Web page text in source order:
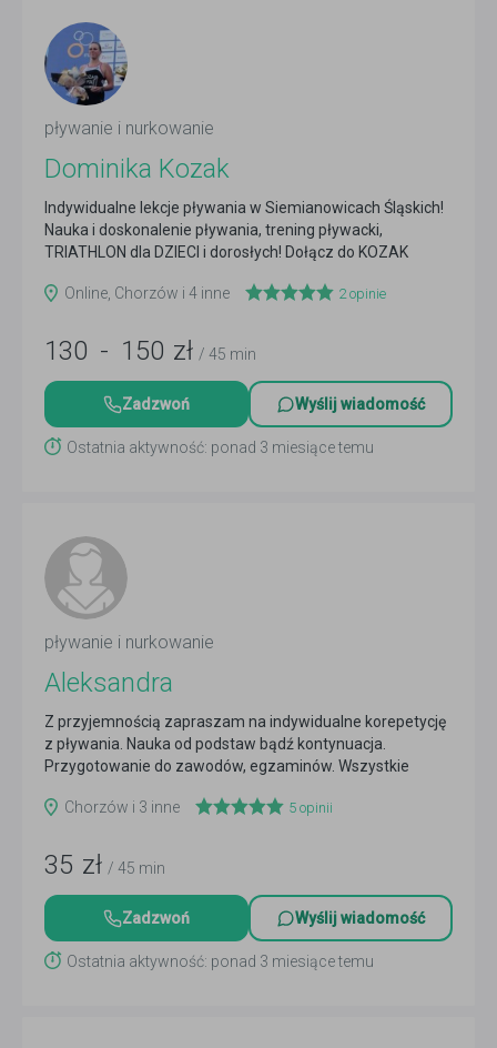
pływanie i nurkowanie
Dominika Kozak
Indywidualne lekcje pływania w Siemianowicach Śląskich!
Nauka i doskonalenie pływania, trening pływacki,
TRIATHLON dla DZIECI i dorosłych! Dołącz do KOZAK
Online, Chorzów i 4 inne
2opinie
130 - 150 zł / 45 min
Zadzwoń Wyślij wiadomość
Ostatnia aktywność: ponad 3 miesiące temu
pływanie i nurkowanie
Aleksandra
Z przyjemnością zapraszam na indywidualne korepetycję
z pływania. Nauka od podstaw bądź kontynuacja.
Przygotowanie do zawodów, egzaminów. Wszystkie
Chorzów i 3 inne
5 opinii
35 zł / 45 min
Zadzwoń Wyślij wiadomość
Ostatnia aktywność: ponad 3 miesiące temu